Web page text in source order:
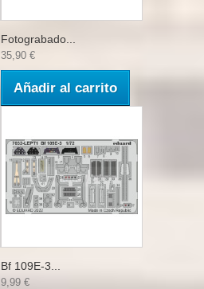
Fotograbado...
35,90 €
Añadir al carrito
Bf 109E-3...
9,99 €